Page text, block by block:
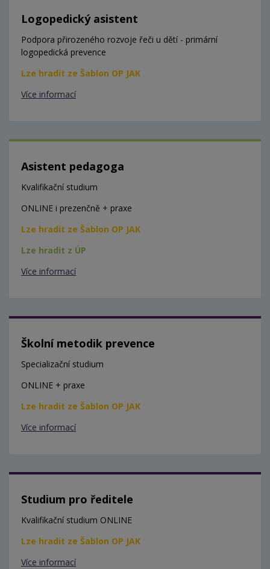
Logopedický asistent
Podpora přirozeného rozvoje řeči u dětí - primární
logopedická prevence
Lze hradit ze Šablon OP JAK
Více informací
Asistent pedagoga
Kvalifikační studium
ONLINE i prezenčně + praxe
Lze hradit ze Šablon OP JAK
Lze hradit z ÚP
Více informací
Školní metodik prevence
Specializační studium
ONLINE + praxe
Lze hradit ze Šablon OP JAK
Více informací
Studium pro ředitele
Kvalifikační studium ONLINE
Lze hradit ze Šablon OP JAK
Více informací